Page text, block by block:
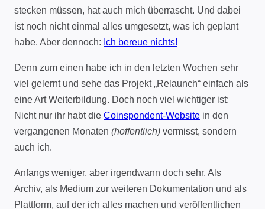
stecken müssen, hat auch mich überrascht. Und dabei
ist noch nicht einmal alles umgesetzt, was ich geplant
habe. Aber dennoch: Ich bereue nichts!
Denn zum einen habe ich in den letzten Wochen sehr
viel gelernt und sehe das Projekt „Relaunch“ einfach als
eine Art Weiterbildung. Doch noch viel wichtiger ist:
Nicht nur ihr habt die Coinspondent-Website in den
vergangenen Monaten (hoffentlich) vermisst, sondern
auch ich.
Anfangs weniger, aber irgendwann doch sehr. Als
Archiv, als Medium zur weiteren Dokumentation und als
Plattform, auf der ich alles machen und veröffentlichen